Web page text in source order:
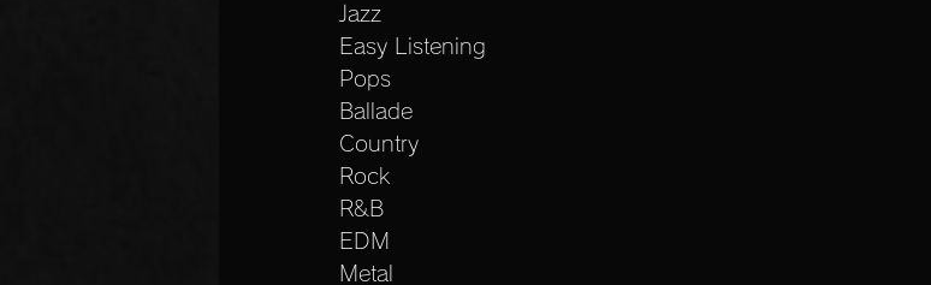
Jazz
Easy Listening
Pops
Ballade
Country
Rock
R&B
EDM
Metal